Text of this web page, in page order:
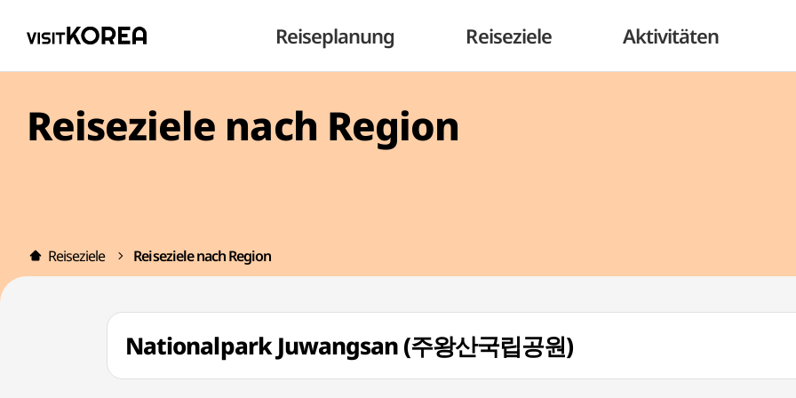
Reiseplanung Reiseziele Aktivitäten
Reiseziele nach Region
Reiseziele Reiseziele nach Region
Nationalpark Juwangsan (주왕산국립공원)